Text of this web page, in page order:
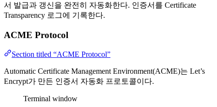
서 발급과 갱신을 완전히 자동화한다. 인증서를 Certificate
Transparency 로그에 기록한다.
ACME Protocol
Section titled “ACME Protocol”
Automatic Certificate Management Environment(ACME)는 Let’s
Encrypt가 만든 인증서 자동화 프로토콜이다.
Terminal window